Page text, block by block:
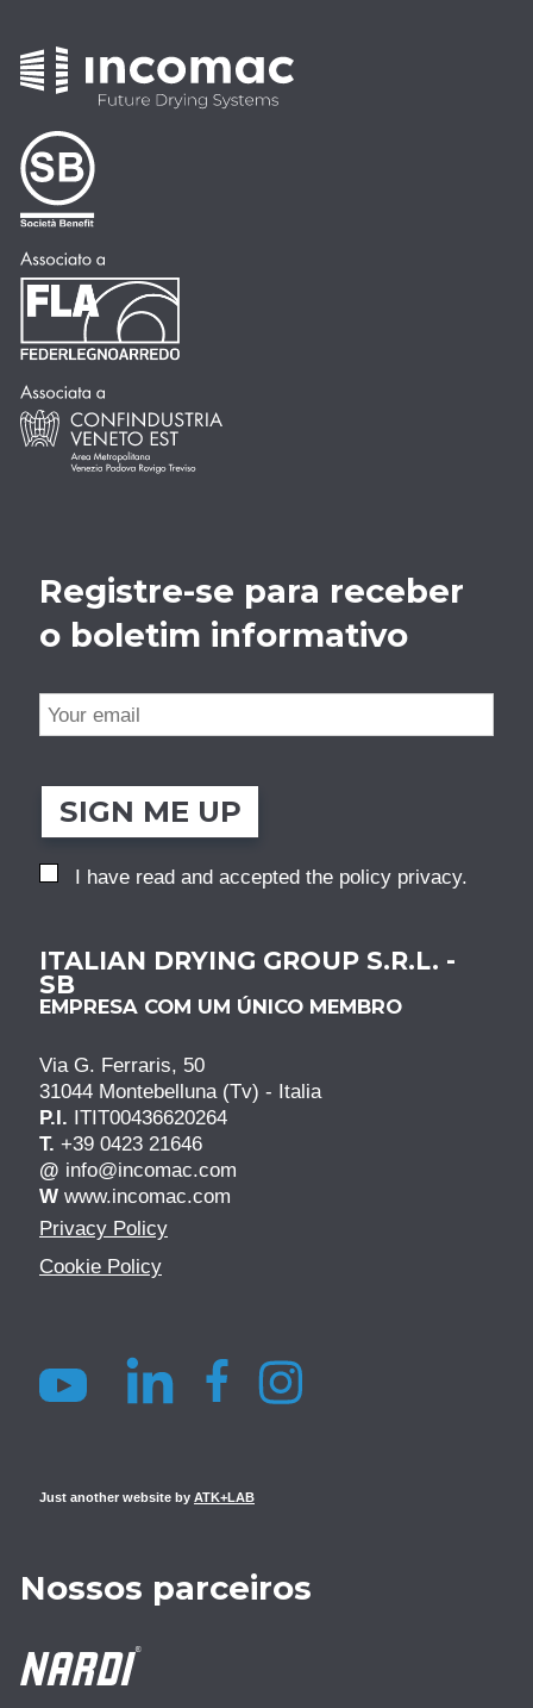
Registre-se para receber
o boletim informativo
SIGN ME UP
I have read and accepted the policy privacy.
ITALIAN DRYING GROUP S.R.L. -
SB
EMPRESA COM UM ÚNICO MEMBRO
Via G. Ferraris, 50
31044 Montebelluna (Tv) - Italia
P.I.
ITIT00436620264
T. +39 0423 21646
@ info@incomac.com
W www.incomac.com
Privacy Policy
Cookie Policy
Just another website by ATK+LAB
Nossos parceiros